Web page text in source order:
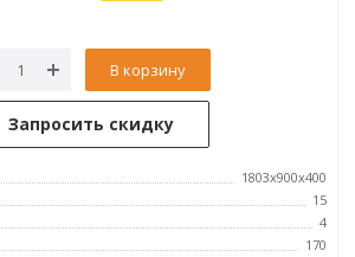
В корзину
Запросить скидку
1803x900x400
15
4
170